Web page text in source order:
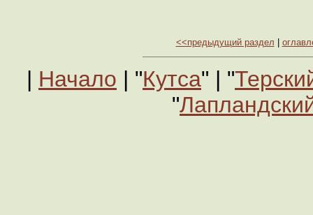
<<предыдущий раздел
| Начало | "Кутса" | "
"